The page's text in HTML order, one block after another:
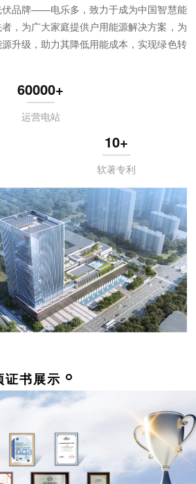
伏品牌——电乐多，致力于成为中国智慧能
，为广大家庭提供户用能源解决方案，为
升级，助力其降低用能成本，实现绿色转
60000+
运营电站
10+
软著专利
证书展示